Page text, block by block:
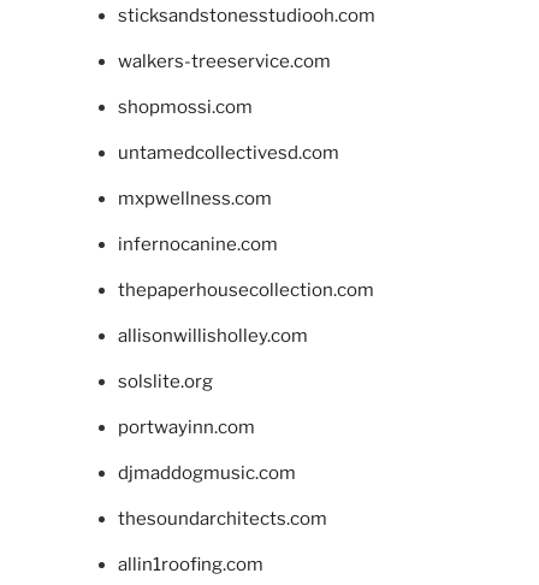
sticksandstonesstudiooh.com
walkers-treeservice.com
shopmossi.com
untamedcollectivesd.com
mxpwellness.com
infernocanine.com
thepaperhousecollection.com
allisonwillisholley.com
solslite.org
portwayinn.com
djmaddogmusic.com
thesoundarchitects.com
allin1roofing.com